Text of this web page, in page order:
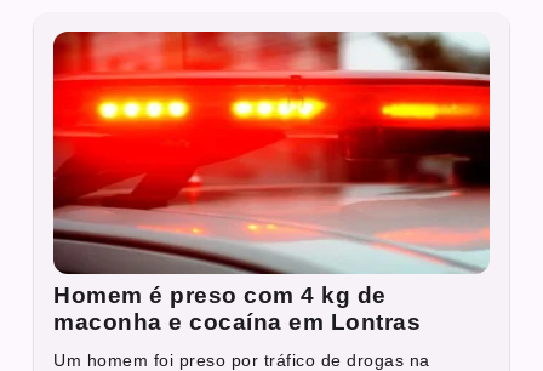
Homem é preso com 4 kg de
maconha e cocaína em Lontras
Um homem foi preso por tráfico de drogas na